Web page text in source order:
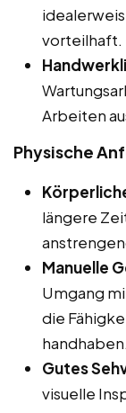
vorteilhaft.
Arbeiten
Physische
längere
Manuelle
Umgang
die
handhaben.
Gutes
visuelle